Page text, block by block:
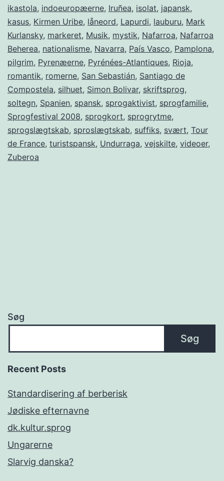
ikastola, indoeuropæerne, Iruñea, isolat, japansk,
kasus, Kirmen Uribe, låneord, Lapurdi, lauburu, Mark
Kurlansky, markeret, Musik, mystik, Nafarroa, Nafarroa
Beherea, nationalisme, Navarra, País Vasco, Pamplona,
pilgrim, Pyrenæerne, Pyrénées-Atlantiques, Rioja,
romantik, romerne, San Sebastián, Santiago de
Compostela, silhuet, Simon Bolivar, skriftsprog,
soltegn, Spanien, spansk, sprogaktivist, sprogfamilie,
Sprogfestival 2008, sprogkort, sprogrytme,
sprogslægtskab, sproslægtskab, suffiks, svært, Tour
de France, turistspansk, Undurraga, vejskilte, videoer,
Zuberoa
Søg
Søg
Recent Posts
Standardisering af berberisk
Jødiske efternavne
dk.kultur.sprog
Ungarerne
Slarvig danska?